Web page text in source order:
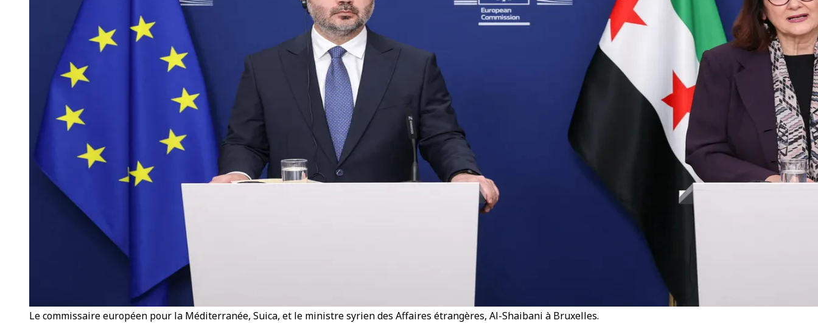
Le commissaire européen pour la Méditerranée, Suica, et le ministre syrien des Affaires étrangères, Al-Shaibani à Bruxelles.